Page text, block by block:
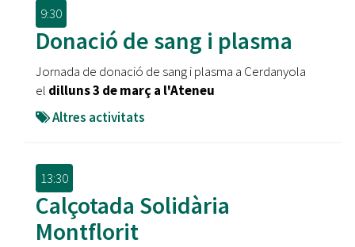
9:30
Donació de sang i plasma
Jornada de donació de sang i plasma a Cerdanyola
el dilluns 3 de març a l'Ateneu
Altres activitats
13:30
Calçotada Solidària
Montflorit